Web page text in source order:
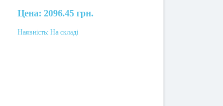
Цена: 2096.45 грн.
Купити
Наявність: На складі